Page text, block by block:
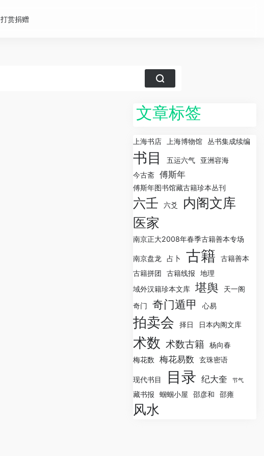
打赏捐赠
文章标签
上海书店 上海博物馆 丛书集成续编
书目 五运六气
亚洲容海
今古斋 傅斯年
傅斯年图书馆藏古籍珍本丛刊
六壬 六爻
内阁文库
医家
南京正大2008年春季古籍善本专场
南京盘龙 占卜 古籍
古籍善本
古籍拼团
古籍线报
地理
域外汉籍珍本文库 堪舆
天一阁
奇门
奇门遁甲 心易
拍卖会 择日 日本内阁文库
术数 术数古籍
杨向春
梅花数
梅花易数 玄珠密语
现代书目 目录 纪大奎 节气
藏书报 蝈蝈小屋 邵彦和 邵雍
风水